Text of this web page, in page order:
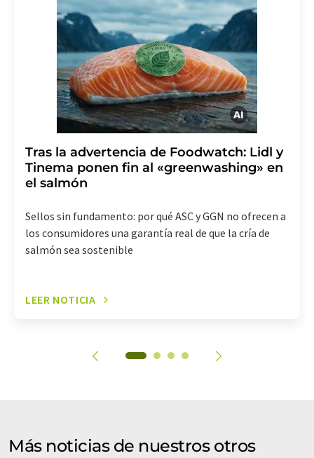
LUMITOS AG, Ernst-Augustin-Str. 2, 12489 Berlín
(Alemania) o por correo electrónico a
revoke@lumitos.com. Además, en cada correo
electrónico se incluye un enlace para anular la
suscripción al boletín informativo correspondiente.
Tras la advertencia de Foodwatch: Lidl y
Tinema ponen fin al «greenwashing» en
el salmón
Sellos sin fundamento: por qué ASC y GGN no ofrecen a
los consumidores una garantía real de que la cría de
salmón sea sostenible
LEER NOTICIA
Más noticias de nuestros otros